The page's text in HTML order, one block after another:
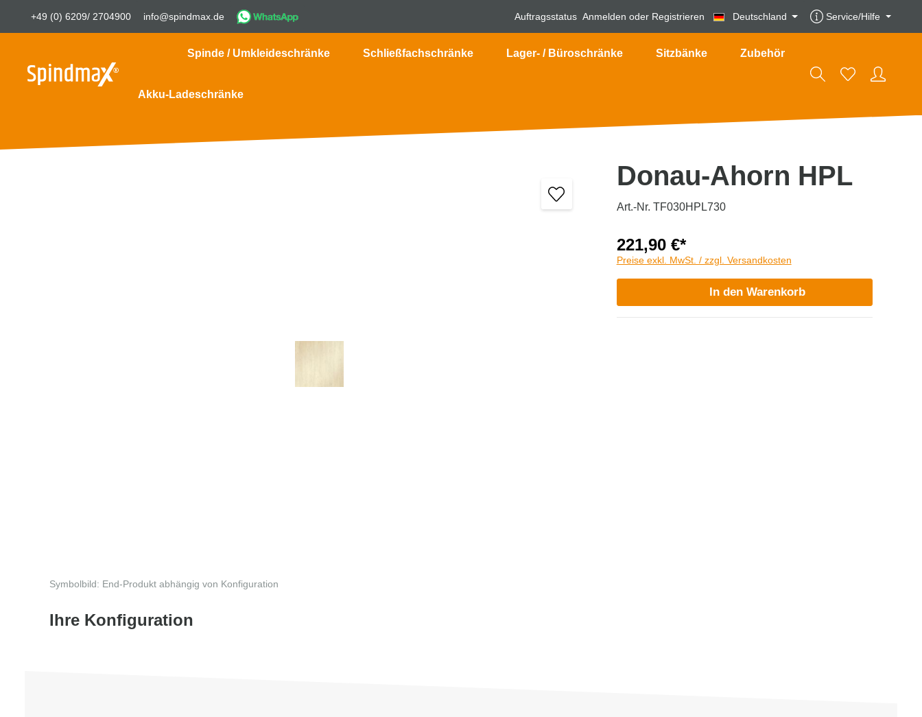
+49 (0) 6209/ 2704900 info@spindmax.de Auftragsstatus Anmelden oder Registrieren Deutschland Service/Hilfe
Spinde / Umkleideschränke Schließfachschränke Lager- / Büroschränke Sitzbänke Zubehör
Akku-Ladeschränke
Symbolbild: End-Produkt abhängig von Konfiguration
Ihre Konfiguration
Donau-Ahorn HPL
Art.-Nr. TF030HPL730
221,90 €*
Preise exkl. MwSt. / zzgl. Versandkosten
In den Warenkorb